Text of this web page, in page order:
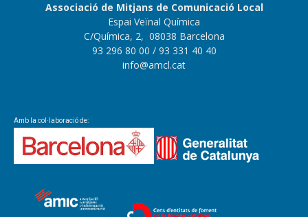
Associació de Mitjans de Comunicació Local
Espai Veïnal Química
C/Química, 2, 08038 Barcelona
93 296 80 00 / 93 331 40 40
info@amcl.cat
Amb la col·laboració de: